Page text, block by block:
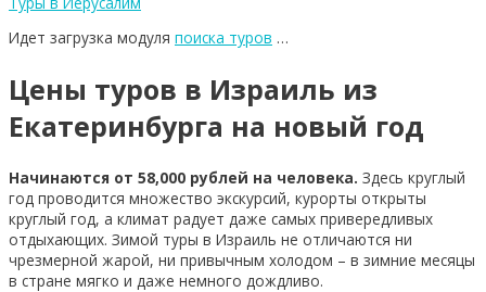
Идет загрузка модуля поиска туров …
Цены туров в Израиль из
Екатеринбурга на новый год
Начинаются от 58,000 рублей на человека. Здесь круглый
год проводится множество экскурсий, курорты открыты
круглый год, а климат радует даже самых привередливых
отдыхающих. Зимой туры в Израиль не отличаются ни
чрезмерной жарой, ни привычным холодом – в зимние месяцы
в стране мягко и даже немного дождливо.